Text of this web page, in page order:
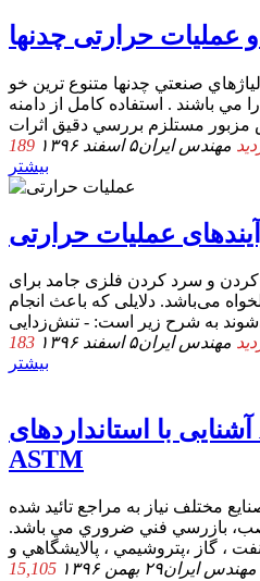
عملیات حرارتی چدنها
صنعتي چدنها متنوع ترين خو
مي باشند . استفاده كامل از دامنه
مهندس ایران۵ اسفند ۱۳۹۶
بیشتر
عملیات حرارتی
کردن و سرد کردن فلزی جامد برای
می‌باشد. دلایلی که باعث انجام
مهندس ایران۵ اسفند ۱۳۹۶
بیشتر
آشنایی با استانداردهای API و ASME و
ASTM
ﻣﺨﺘﻠﻒ ﻧﻴﺎز ﺑﻪ ﻣﺮاﺟﻊ ﺗﺎﺋﻴﺪ ﺷﺪه
ﺑﺎزرﺳﻲ ﻓﻨﻲ ﺿﺮوري ﻣﻲ ﺑﺎﺷﺪ.
مهندس ایران۲۹ بهمن ۱۳۹۶